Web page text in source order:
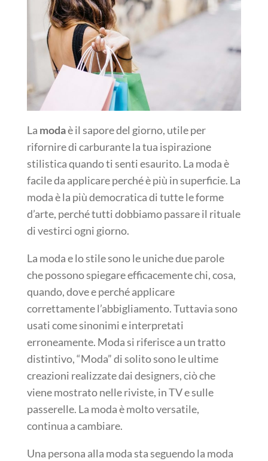
La modaè il sapore del giorno, utile per
rifornire di carburante la tua ispirazione
stilistica quando ti senti esaurito. La moda è
facile da applicare perché è più in superficie. La
moda è la più democratica di tutte le forme
d’arte, perché tutti dobbiamo passare il rituale
di vestirci ogni giorno.
La moda e lo stile sono le uniche due parole
che possono spiegare efficacemente chi, cosa,
quando, dove e perché applicare
correttamente l’abbigliamento. Tuttavia sono
usati come sinonimi e interpretati
erroneamente. Moda si riferisce a un tratto
distintivo, “Moda” di solito sono le ultime
creazioni realizzate dai designers, ciò che
viene mostrato nelle riviste, in TV e sulle
passerelle. La moda è molto versatile,
continua a cambiare.
Una persona alla moda sta seguendo la moda